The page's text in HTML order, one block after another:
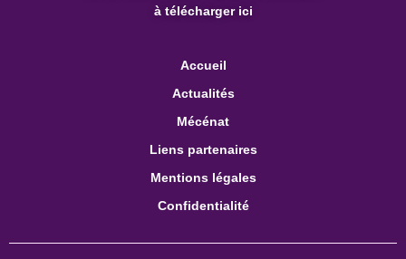
à télécharger ici
Accueil
Actualités
Mécénat
Liens partenaires
Mentions légales
Confidentialité